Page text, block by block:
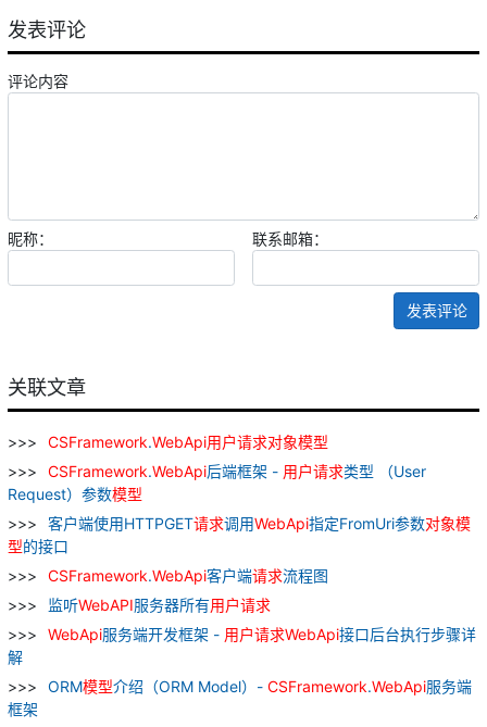
发表评论
评论内容
昵称： 联系邮箱：
发表评论
关联文章
CSFramework.WebApi用户请求对象模型
CSFramework.WebApi后端框架 - 用户请求类型 （User
Request）参数模型
客户端使用HTTPGET请求调用WebApi指定FromUri参数对象模
型的接口
CSFramework.WebApi客户端请求流程图
监听WebAPI服务器所有用户请求
WebApi服务端开发框架 - 用户请求WebApi接口后台执行步骤详
解
ORM模型介绍（ORM Model）- CSFramework.WebApi服务端
框架